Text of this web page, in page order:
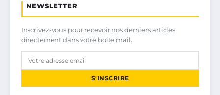
NEWSLETTER
Inscrivez-vous pour recevoir nos derniers articles
directement dans votre boîte mail.
S'INSCRIRE